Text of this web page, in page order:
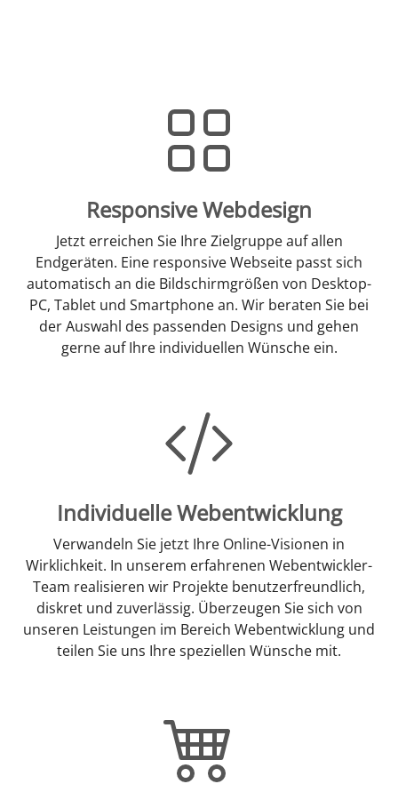
Responsive Webdesign
Jetzt erreichen Sie Ihre Zielgruppe auf allen
Endgeräten. Eine responsive Webseite passt sich
automatisch an die Bildschirmgrößen von Desktop-
PC, Tablet und Smartphone an. Wir beraten Sie bei
der Auswahl des passenden Designs und gehen
gerne auf Ihre individuellen Wünsche ein.
Individuelle Webentwicklung
Verwandeln Sie jetzt Ihre Online-Visionen in
Wirklichkeit. In unserem erfahrenen Webentwickler-
Team realisieren wir Projekte benutzerfreundlich,
diskret und zuverlässig. Überzeugen Sie sich von
unseren Leistungen im Bereich Webentwicklung und
teilen Sie uns Ihre speziellen Wünsche mit.